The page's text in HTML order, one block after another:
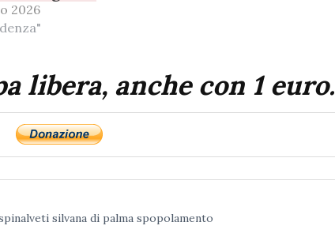
2026
libera, anche con 1 euro.
silvana di palma spopolamento